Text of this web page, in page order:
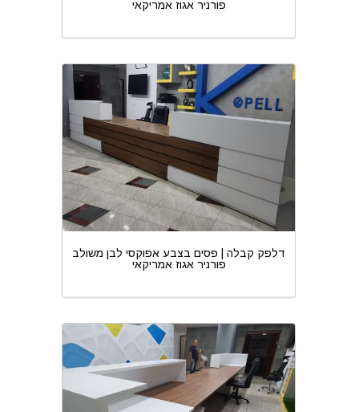
פורניר אגוז אמריקאי
דלפק קבלה | פסים בצבע אפוקסי לבן משולב
פורניר אגוז אמריקאי